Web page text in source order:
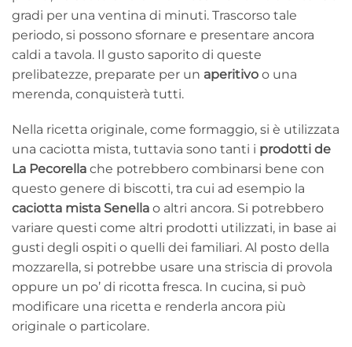
gradi per una ventina di minuti. Trascorso tale
periodo, si possono sfornare e presentare ancora
caldi a tavola. Il gusto saporito di queste
prelibatezze, preparate per un aperitivo o una
merenda, conquisterà tutti.
Nella ricetta originale, come formaggio, si è utilizzata
una caciotta mista, tuttavia sono tanti i prodotti de
La Pecorella che potrebbero combinarsi bene con
questo genere di biscotti, tra cui ad esempio la
caciotta mista Senella o altri ancora. Si potrebbero
variare questi come altri prodotti utilizzati, in base ai
gusti degli ospiti o quelli dei familiari. Al posto della
mozzarella, si potrebbe usare una striscia di provola
oppure un po’ di ricotta fresca. In cucina, si può
modificare una ricetta e renderla ancora più
originale o particolare.